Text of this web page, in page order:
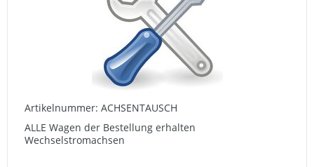
Artikelnummer: ACHSENTAUSCH
ALLE Wagen der Bestellung erhalten
Wechselstromachsen